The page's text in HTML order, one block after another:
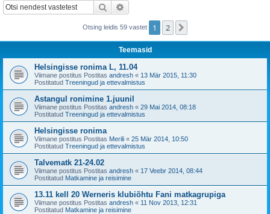
Otsi
Otsing leidis 59 vastet 1 2
Teemasid
Helsingisse ronima L, 11.04
Viimane postitus Postitas andresh « 13 Mär 2015, 11:30
Postitatud Treeningud ja ettevalmistus
Astangul ronimine 1.juunil
Viimane postitus Postitas andresh « 29 Mai 2014, 08:18
Postitatud Treeningud ja ettevalmistus
Helsingisse ronima
Viimane postitus Postitas Merili « 25 Mär 2014, 10:50
Postitatud Treeningud ja ettevalmistus
Talvematk 21-24.02
Viimane postitus Postitas andresh « 17 Veebr 2014, 08:44
Postitatud Matkamine ja reisimine
13.11 kell 20 Werneris klubiõhtu Fani matkagrupiga
Viimane postitus Postitas andresh « 11 Nov 2013, 12:31
Postitatud Matkamine ja reisimine